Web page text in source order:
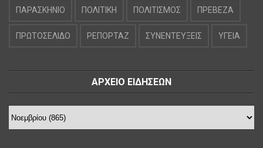
ΠΑΡΑΣΚΗΝΙΟ ΠΟΛΙΤΙΚΗ ΠΟΛΙΤΙΣΜΟΣ ΠΡΕΒΕΖΑ
ΠΡΩΤΟΣΕΛΙΔΟ ΡΕΠΟΡΤΑΖ ΣΥΝΕΝΤΕΥΞΕΙΣ ΥΓΕΙΑ
ΑΡΧΕΙΟ ΕΙΔΗΣΕΩΝ